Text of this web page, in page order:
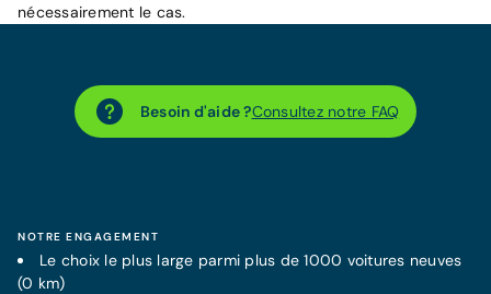
nécessairement le cas.
Besoin d'aide ?Consultez notre FAQ
NOTRE ENGAGEMENT
Le choix le plus large parmi plus de 1000 voitures neuves
(0 km)